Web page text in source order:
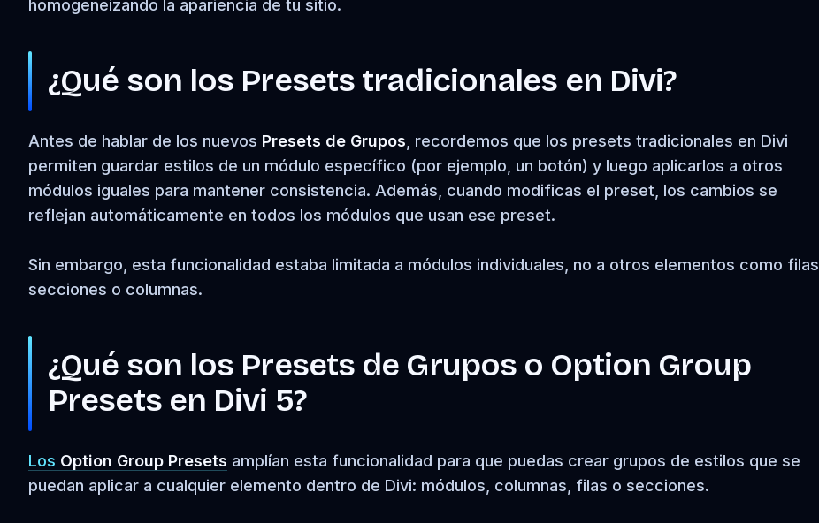
homogeneizando la apariencia de tu sitio.
¿Qué son los Presets tradicionales en Divi?
Antes de hablar de los nuevos Presets de Grupos , recordemos que los presets tradicionales en Divi
permiten guardar estilos de un módulo específico (por ejemplo, un botón) y luego aplicarlos a otros
módulos iguales para mantener consistencia. Además, cuando modificas el preset, los cambios se
reflejan automáticamente en todos los módulos que usan ese preset.
Sin embargo, esta funcionalidad estaba limitada a módulos individuales, no a otros elementos como filas,
secciones o columnas.
¿Qué son los Presets de Grupos o Option Group
Presets en Divi 5?
Los Option Group Presets amplían esta funcionalidad para que puedas crear grupos de estilos que se
puedan aplicar a cualquier elemento dentro de Divi: módulos, columnas, filas o secciones.